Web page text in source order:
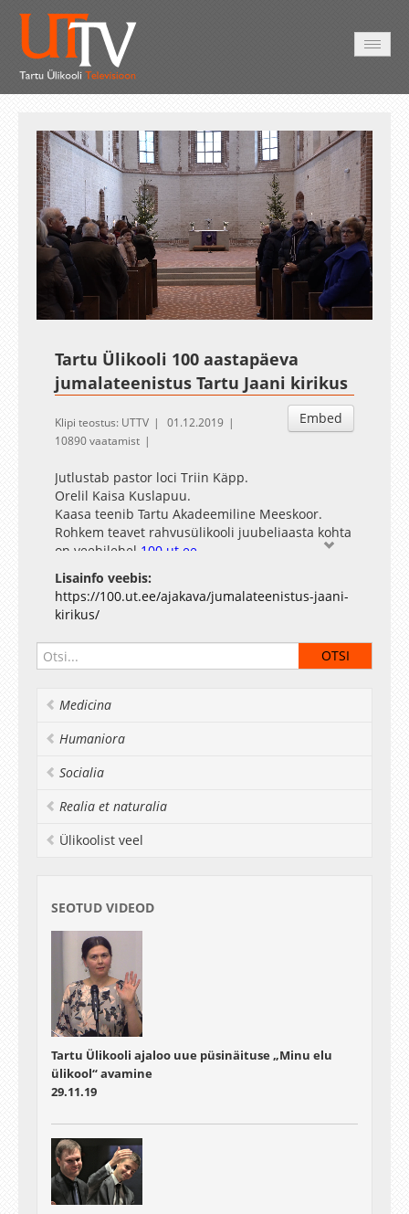
:
0.52%
Esituskiirused
Tartu Ülikooli 100 aastapäeva
jumalateenistus Tartu Jaani kirikus
Embed
Klipi teostus: UTTV
01.12.2019
10890 vaatamist
Jutlustab pastor loci Triin Käpp.
Orelil Kaisa Kuslapuu.
Kaasa teenib Tartu Akadeemiline Meeskoor.
Rohkem teavet rahvusülikooli juubeliaasta kohta
on veebilehel 100.ut.ee
Lisainfo veebis:
https://100.ut.ee/ajakava/jumalateenistus-jaani-
kirikus/
Medicina
Humaniora
Socialia
Realia et naturalia
Ülikoolist veel
SEOTUD VIDEOD
Tartu Ülikooli ajaloo uue püsinäituse „Minu elu
ülikool“ avamine
29.11.19